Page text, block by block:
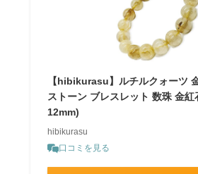
【hibikurasu】ルチルクォーツ
ストーン ブレスレット 数珠 金
12mm)
hibikurasu
口コミを見る